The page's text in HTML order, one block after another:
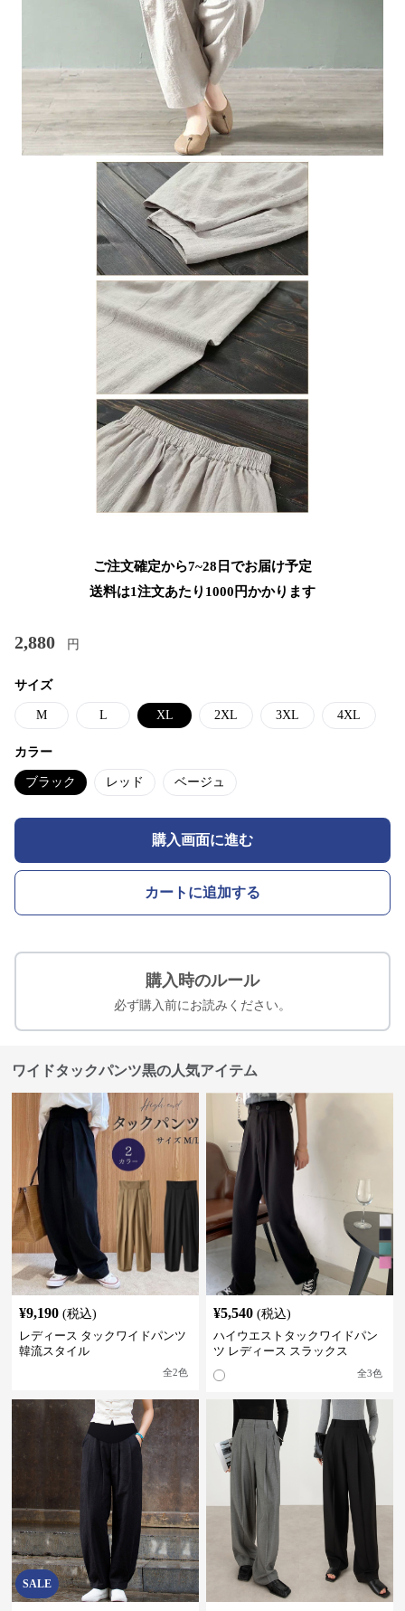
ご注文確定から7~28日でお届け予定
送料は1注文あたり 1000 円かかります
2,880 円
サイズ
M L XL 2XL 3XL 4XL
カラー
ブラック レッド ベージュ
購入画面に進む
カートに追加する
購入時のルール
必ず購入前にお読みください。
ワイドタックパンツ黒の人気アイテム
¥9,190 (税込)
レディース タックワイドパンツ
韓流スタイル
全2色
¥5,540 (税込)
ハイウエストタックワイドパン
ツ レディース スラックス
全3色
SALE